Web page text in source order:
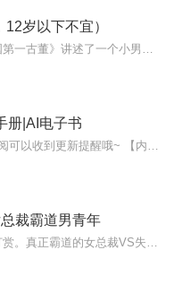
岁以下不宜）
册|AI电子书
裁霸道男青年